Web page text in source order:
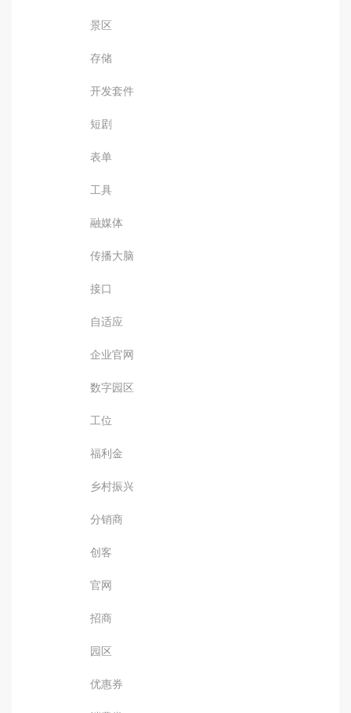
景区
存储
开发套件
短剧
表单
工具
融媒体
传播大脑
接口
自适应
企业官网
数字园区
工位
福利金
乡村振兴
分销商
创客
官网
招商
园区
优惠券